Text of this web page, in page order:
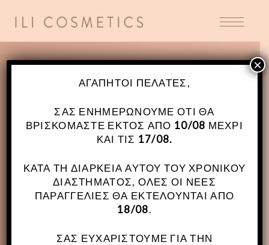
ΑΓΑΠΗΤΟΊ ΠΕΛΆΤΕΣ,
ΣΑΣ ΕΝΗΜΕΡΏΝΟΥΜΕ ΌΤΙ ΘΑ
ΒΡΙΣΚΌΜΑΣΤΕ ΕΚΤΌΣ ΑΠΌ 10/08 ΜΈΧΡΙ
ΚΑΙ ΤΙΣ 17/08.
ΚΑΤΆ ΤΗ ΔΙΆΡΚΕΙΑ ΑΥΤΟΎ ΤΟΥ ΧΡΟΝΙΚΟΎ
ΔΙΑΣΤΉΜΑΤΟΣ, ΌΛΕΣ ΟΙ ΝΈΕΣ
ΠΑΡΑΓΓΕΛΊΕΣ ΘΑ ΕΚΤΕΛΟΎΝΤΑΙ ΑΠΌ
18/08.
ΣΑΣ ΕΥΧΑΡΙΣΤΟΎΜΕ ΓΙΑ ΤΗΝ
×